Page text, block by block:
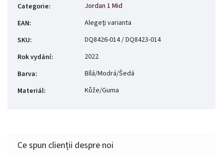
Categorie:
Jordan 1 Mid
EAN:
Alegeţi varianta
SKU:
DQ8426-014 / DQ8423-014
Rok vydání:
2022
Barva:
Bílá/Modrá/Šedá
Materiál: Kůže/Guma